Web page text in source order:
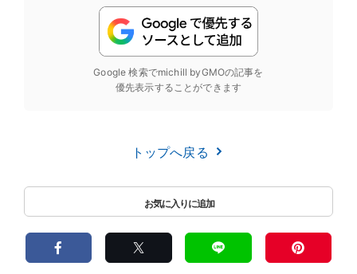
Google 検索でmichill byGMOの記事を
優先表示することができます
トップへ戻る